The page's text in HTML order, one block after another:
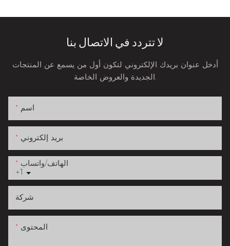
لا تتردد في الاتصال بنا
أدخل عنوان بريدك الإلكتروني لتكون أول من يسمع عن المنتجات
اسم
بريد إلكتروني
+1
الهاتف/واتساب
شركة
المحتوى